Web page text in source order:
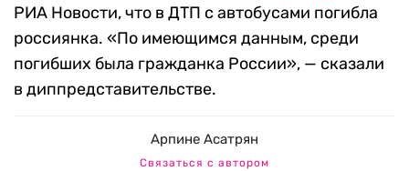
РИА Новости, что в ДТП с автобусами погибла
россиянка. «По имеющимся данным, среди
погибших была гражданка России», — сказали
в диппредставительстве.
Арпине Асатрян
Связаться с автором